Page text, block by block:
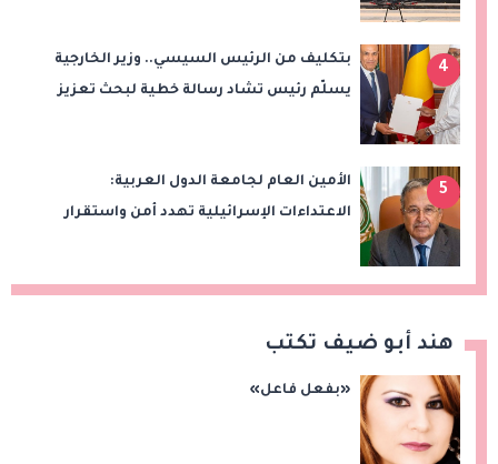
4
بتكليف من الرئيس السيسي.. وزير الخارجية
يسلّم رئيس تشاد رسالة خطية لبحث تعزيز
5
الأمين العام لجامعة الدول العربية:
الاعتداءات الإسرائيلية تهدد أمن واستقرار
هند أبو ضيف تكتب
«بفعل فاعل»